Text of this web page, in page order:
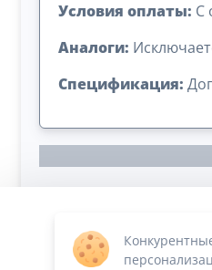
Условия оплаты: C
Аналоги:
Спецификация:
Сумма лота: 2 503